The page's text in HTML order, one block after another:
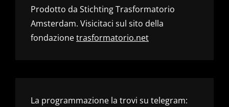
Prodotto da Stichting Trasformatorio
Amsterdam. Visicitaci sul sito della
fondazionetrasformatorio.net
La programmazione la trovi su telegram: